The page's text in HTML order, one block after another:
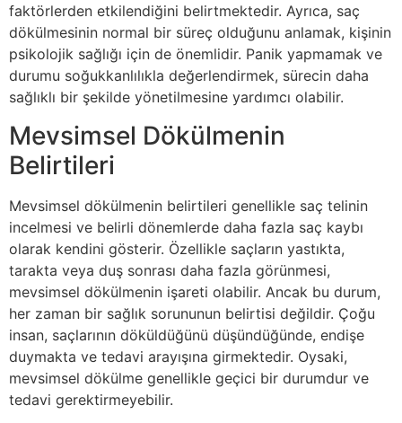
faktörlerden etkilendiğini belirtmektedir. Ayrıca, saç
dökülmesinin normal bir süreç olduğunu anlamak, kişinin
psikolojik sağlığı için de önemlidir. Panik yapmamak ve
durumu soğukkanlılıkla değerlendirmek, sürecin daha
sağlıklı bir şekilde yönetilmesine yardımcı olabilir.
Mevsimsel Dökülmenin
Belirtileri
Mevsimsel dökülmenin belirtileri genellikle saç telinin
incelmesi ve belirli dönemlerde daha fazla saç kaybı
olarak kendini gösterir. Özellikle saçların yastıkta,
tarakta veya duş sonrası daha fazla görünmesi,
mevsimsel dökülmenin işareti olabilir. Ancak bu durum,
her zaman bir sağlık sorununun belirtisi değildir. Çoğu
insan, saçlarının döküldüğünü düşündüğünde, endişe
duymakta ve tedavi arayışına girmektedir. Oysaki,
mevsimsel dökülme genellikle geçici bir durumdur ve
tedavi gerektirmeyebilir.